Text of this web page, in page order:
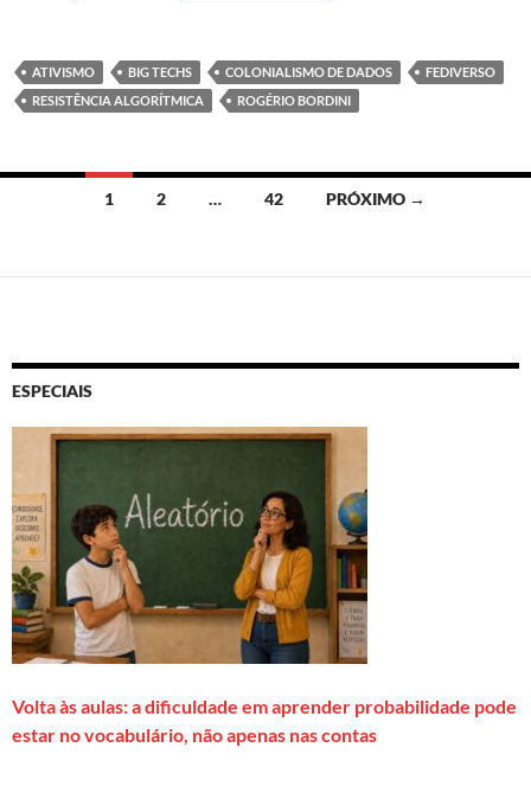
ATIVISMO BIG TECHS COLONIALISMO DE DADOS
FEDIVERSO
RESISTÊNCIA ALGORÍTMICA
ROGÉRIO BORDINI
Navegação
posts
1 2 … 42 PRÓXIMO →
ESPECIAIS
Volta às aulas: a dificuldade em aprender probabilidade pode
estar no vocabulário, não apenas nas contas